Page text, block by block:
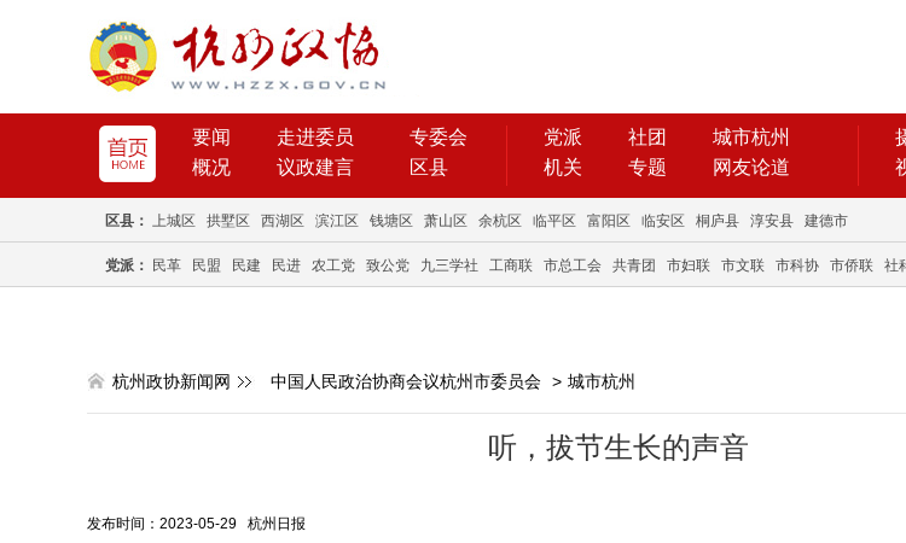
要闻 走进委员
专委会
概况
议政建言 区县
党派 社团
城市杭州
机关
专题 网友论道
区县： 上城区 拱墅区 西湖区 滨江区 钱塘区 萧山区 余杭区 临平区 富阳区 临安区 桐庐县 淳安县 建德市
党派： 民革 民盟 民建 民进 农工党 致公党 九三学社 工商联 市总工会 共青团 市妇联 市文联 市科协 市侨联 社
杭州政协新闻网 中国人民政治协商会议杭州市委员会 > 城市杭州
听，拔节生长的声音
发布时间：2023-05-29 杭州日报